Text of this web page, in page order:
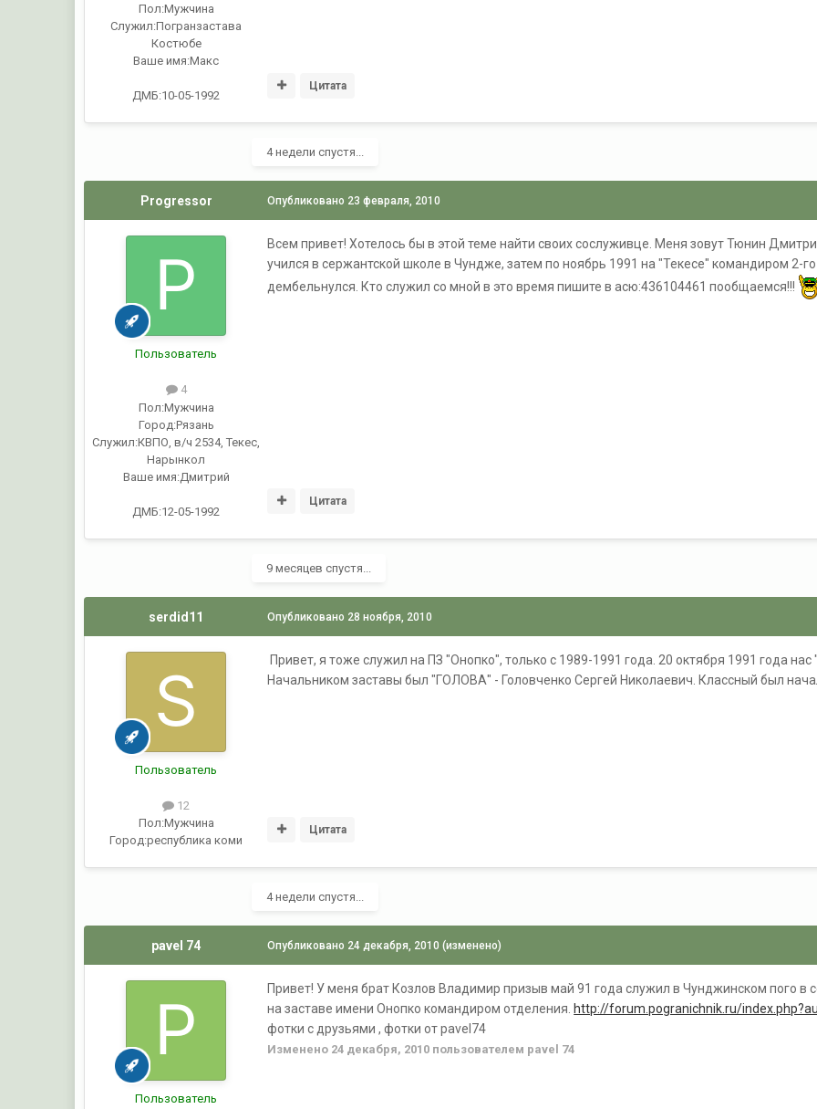
Пол:Мужчина
Служил:Погранзастава
Костюбе
Ваше имя:Макс
ДМБ:10-05-1992
Цитата
4 недели спустя...
Progressor
Пользователь
4
Пол:Мужчина
Город:Рязань
Служил:КВПО, в/ч 2534, Текес,
Нарынкол
Ваше имя:Дмитрий
ДМБ:12-05-1992
Опубликовано 23 февраля, 2010
Всем привет! Хотелось бы в этой теме найти своих сослуживце. Меня зовут Тюнин
учился в сержантской школе в Чундже, затем по ноябрь 1991 на "Текесе" командиром 2-
дембельнулся. Кто служил со мной в это время пишите в асю:436104461 пообщаемся!!!
Цитата
9 месяцев спустя...
serdid11
Пользователь
12
Пол:Мужчина
Город:республика коми
Опубликовано 28 ноября, 2010
Привет, я тоже служил на ПЗ "Онопко", только с 1989-1991 года. 20 октября 1991 года
Начальником заставы был "ГОЛОВА" - Головченко Сергей Николаевич. Классный был
Цитата
4 недели спустя...
pavel 74
Пользователь
Опубликовано 24 декабря, 2010 (изменено)
Привет! У меня брат Козлов Владимир призыв май 91 года служил в Чунджинском пого в
на заставе имени Онопко командиром отделения. http://forum.pogranichnik.ru/
фотки с друзьями , фотки от pavel74
Изменено 24 декабря, 2010 пользователем pavel 74